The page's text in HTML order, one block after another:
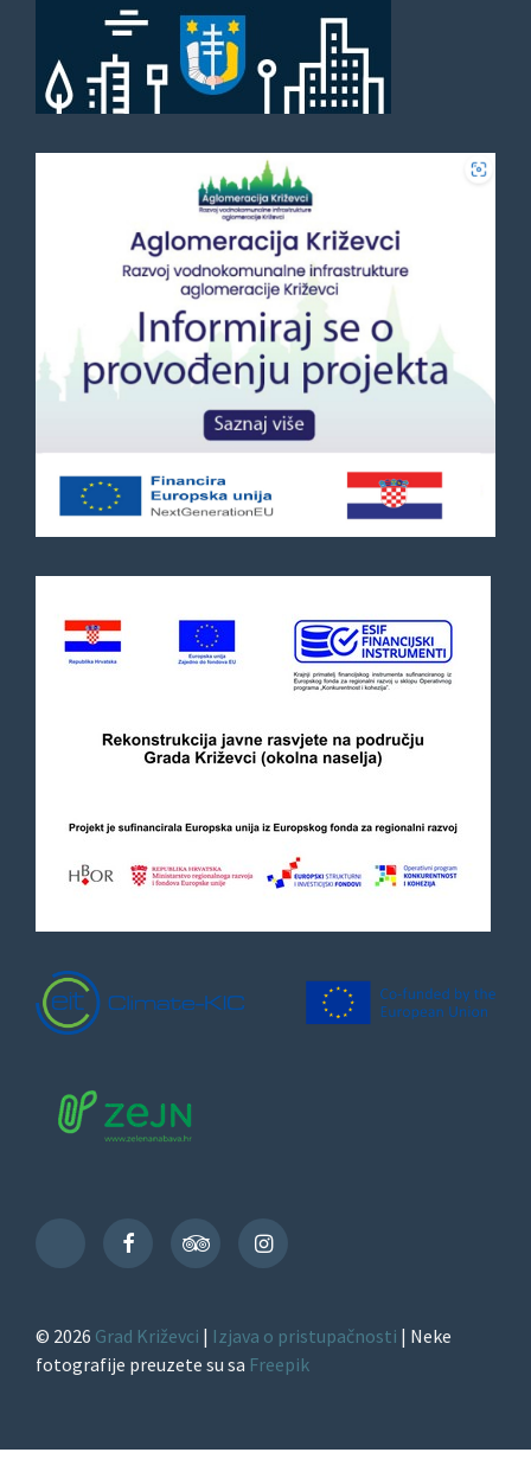
TikTok
FacebookTripAdvisorInstagram
© 2026 Grad Križevci | Izjava o pristupačnosti | Neke
fotografije preuzete su sa Freepik